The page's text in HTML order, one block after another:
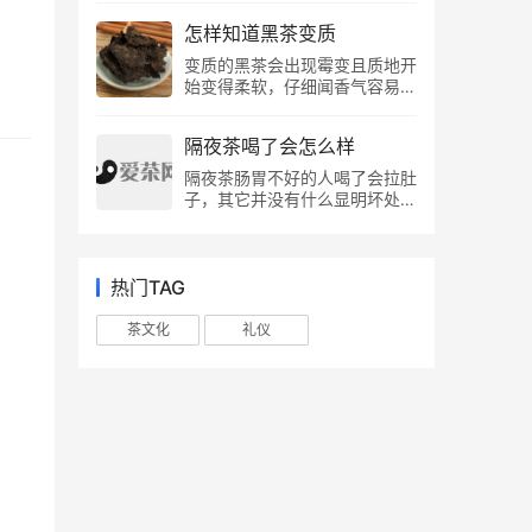
发酵...
皂苷的通性，味苦而辛辣，能起
泡，茶皂素的结晶不溶于乙醚、
氯仿、丙酮苯、石油醚等溶剂，
难溶于冷水、无水乙醇和无水甲
化碳和醋...
眉、寿眉四种。 白茶的特征：
白茶属微发酵茶，是中国茶农创
制的传统名茶。中国六大茶类之
一。指一种采摘后，不经杀青或
工的茶。具有外形芽毫完整，满
身披毫，毫香清鲜，汤色黄绿清
澈，滋味清淡回甘的的品质特
点。 白茶因其成品茶多为芽
醇，叶底嫩绿完整。 西湖龙井
茶特点： 春茶的西湖龙井和浙
江龙井外观平坦光滑，幼苗锋
利，芽比叶长，颜色浅绿色，体
明亮的。栗香或嫩栗香，但有些
茶有很高的火香；味道新鲜或醇
厚。叶子的底部是绿色的，仍然
完好无损。 其他等级的龙井
开始有粗的味道。叶的底部从嫩
芽变为对生叶，颜色从浅黄色变
怎样知道黑茶变质
变质的黑茶会出现霉变且质地开
始变得柔软，仔细闻香气容易带
喉、叮喉”的刺激感，再看叶底
较为木讷，缺乏弹性，一捏即
碎。 变质的黑茶不仅是经济上
的损失，更对身体不友好，茶友
可能会出现黑霉、绿霉、灰霉、
白霉等霉变特征。 不过，如果
隔夜茶喝了会怎么样
隔夜茶肠胃不好的人喝了会拉肚
子，其它并没有什么显明坏处。
久之后会变成红棕色，这是因为
茶多酚氧化得原因，而茶多酚是
热门TAG
茶文化 礼仪